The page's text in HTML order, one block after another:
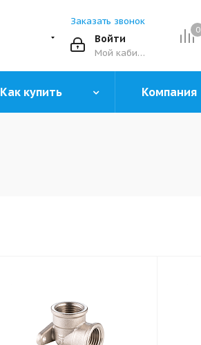
0
Заказать звонок
Войти
Мой кабинет
Как купить Компания